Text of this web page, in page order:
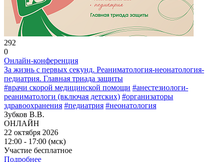
292
0
Онлайн-конференция
За жизнь с первых секунд. Реаниматология-неонатология-
педиатрия. Главная триада защиты
#врачи скорой медицинской помощи #анестезиологи-
реаниматологи (включая детских) #организаторы
здравоохранения #педиатрия #неонатология
Зубков В.В.
ОНЛАЙН
22 октября 2026
12:00 - 17:00 (мск)
Участие бесплатное
Подробнее